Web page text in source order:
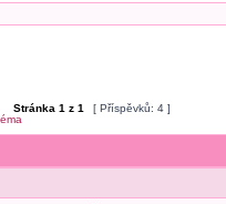
Stránka1 z1 [ Příspěvků: 4 ]